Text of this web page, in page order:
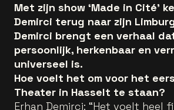
Met zijn show ‘Made in Cité’
Demirci terug naar zijn
Demirci brengt een verhaal
persoonlijk, herkenbaar en
universeel is.
Hoe voelt het om voor het
Theater in Hasselt te staan?
Erhan Demirci: “Het voelt heel